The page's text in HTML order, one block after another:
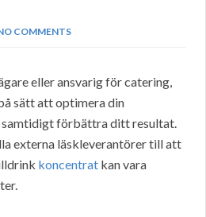
COMMENTS
eller ansvarig för catering,
sätt att optimera din
samtidigt förbättra ditt resultat.
externa läskleverantörer till att
koncentrat kan vara